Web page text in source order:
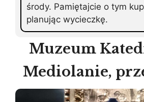
środy. Pamiętajcie o tym
planując wycieczkę.
Muzeum
Mediolanie,